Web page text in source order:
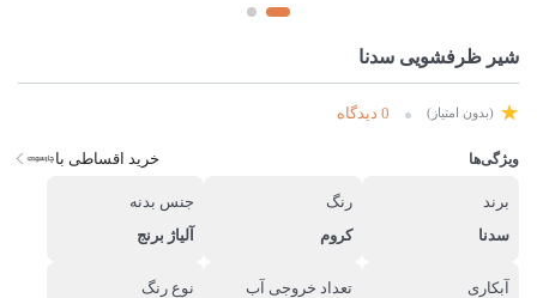
شیر ظرفشویی سدنا
(بدون امتیاز) 0 دیدگاه
ویژگی‌ها خرید اقساطی با
برند
سدنا
رنگ
کروم
جنس بدنه
آلیاژ برنج
آبکاری
تعداد خروجی آب
نوع رنگ